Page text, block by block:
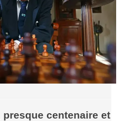
presque centenaire et